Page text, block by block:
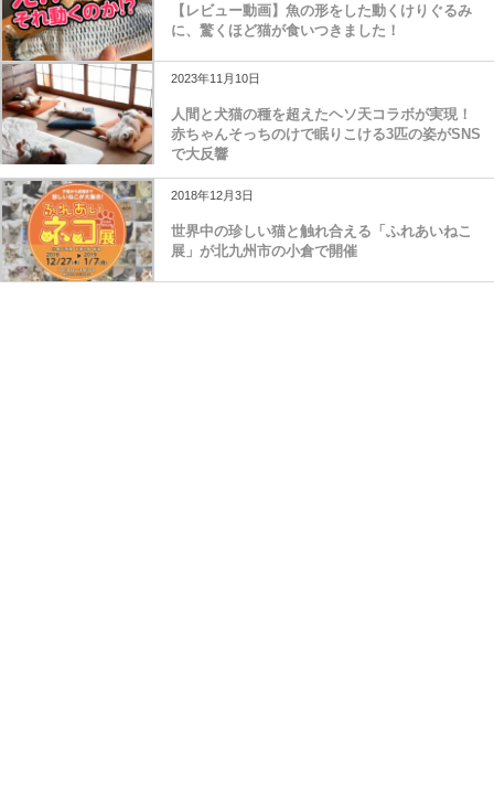
【レビュー動画】魚の形をした動くけりぐるみ
に、驚くほど猫が食いつきました！
2023年11月10日
人間と犬猫の種を超えたヘソ天コラボが実現！
赤ちゃんそっちのけで眠りこける3匹の姿がSNS
で大反響
2018年12月3日
世界中の珍しい猫と触れ合える「ふれあいねこ
展」が北九州市の小倉で開催